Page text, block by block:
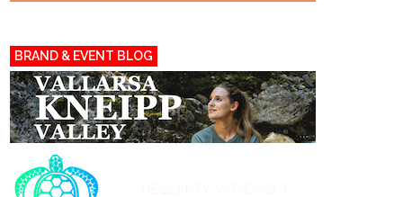
BRAND & EVENT BLOG